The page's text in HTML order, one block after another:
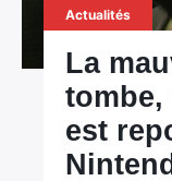
Actualités
La
est